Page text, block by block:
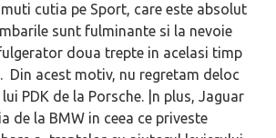
cutia pe Sport, care este absolut
sunt fulminante si la nevoie
doua trepte in acelasi timp
Din acest motiv, nu regretam deloc
PDK de la Porsche. |n plus, Jaguar
de la BMW in ceea ce priveste